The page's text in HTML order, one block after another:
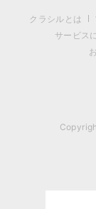
クラシルとは
サービス